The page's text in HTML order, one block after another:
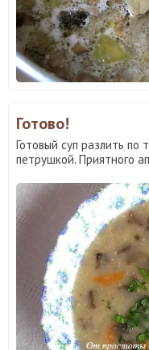
Готово!
Готовый суп разлить по
петрушкой. Приятного